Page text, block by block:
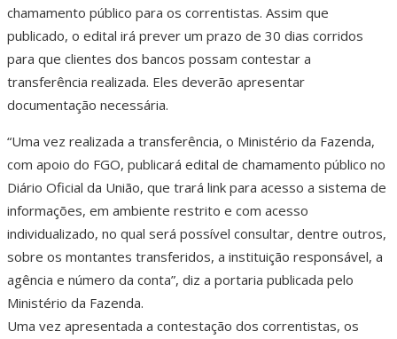
chamamento público para os correntistas. Assim que
publicado, o edital irá prever um prazo de 30 dias corridos
para que clientes dos bancos possam contestar a
transferência realizada. Eles deverão apresentar
documentação necessária.
“Uma vez realizada a transferência, o Ministério da Fazenda,
com apoio do FGO, publicará edital de chamamento público no
Diário Oficial da União, que trará link para acesso a sistema de
informações, em ambiente restrito e com acesso
individualizado, no qual será possível consultar, dentre outros,
sobre os montantes transferidos, a instituição responsável, a
agência e número da conta”, diz a portaria publicada pelo
Ministério da Fazenda.
Uma vez apresentada a contestação dos correntistas, os